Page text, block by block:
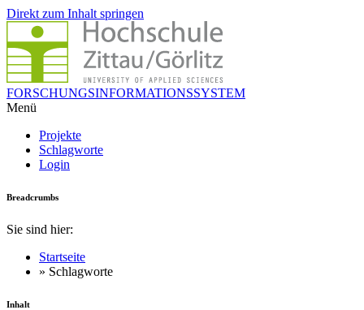
Direkt zum Inhalt springen
FORSCHUNGSINFORMATIONSSYSTEM
Menü
Projekte
Schlagworte
Login
Breadcrumbs
Sie sind hier:
Startseite
» Schlagworte
Inhalt